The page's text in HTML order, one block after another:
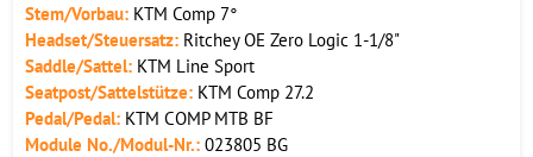
Stem/Vorbau: KTM Comp 7°
Headset/Steuersatz: Ritchey OE Zero Logic 1-1/8"
Saddle/Sattel: KTM Line Sport
Seatpost/Sattelstütze: KTM Comp 27.2
Pedal/Pedal: KTM COMP MTB BF
Module No./Modul-Nr.: 023805 BG